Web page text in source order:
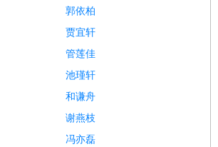
郭依柏
贾宜轩
管莲佳
池瑾轩
和谦舟
谢燕枝
冯亦磊